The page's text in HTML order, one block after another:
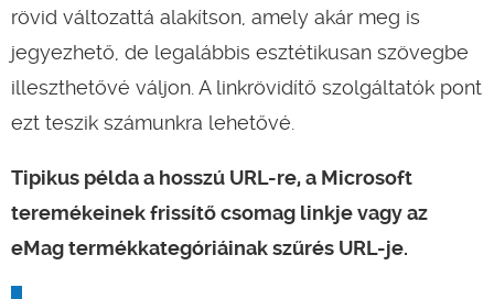
rövid változattá alakítson, amely akár meg is
jegyezhető, de legalábbis esztétikusan szövegbe
illeszthetővé váljon. A linkrövidítő szolgáltatók pont
ezt teszik számunkra lehetővé.
Tipikus példa a hosszú URL-re, a Microsoft
teremékeinek frissítő csomag linkje vagy az
eMag termékkategóriáinak szűrés URL-je.